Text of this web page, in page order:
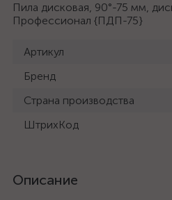
Пила дисковая, 90°-75 мм,
Профессионал {ПДП-75}
Артикул
Бренд
Страна производства
ШтрихКод
Описание